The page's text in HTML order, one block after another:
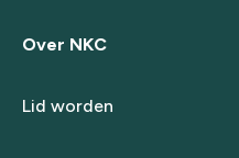
Over NKC
Lid worden